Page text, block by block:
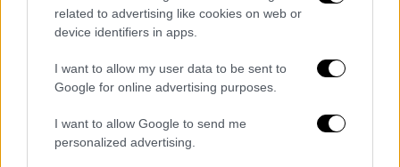
related to advertising like cookies on web or
device identifiers in apps.
I want to allow my user data to be sent to
Google for online advertising purposes.
I want to allow Google to send me
personalized advertising.
ή δόλου. Τόνισε επίσης πως οι δηλώσεις
της Λάιβλι στο πλαίσιο της επίσημης
καταγγελίας της προστατεύονται νομικά,
ενώ δεν διαπιστώθηκε πρόθεση
παραπληροφόρησης από την πλευρά του
Ρέινολντς, της Σλόαν ή της Times.